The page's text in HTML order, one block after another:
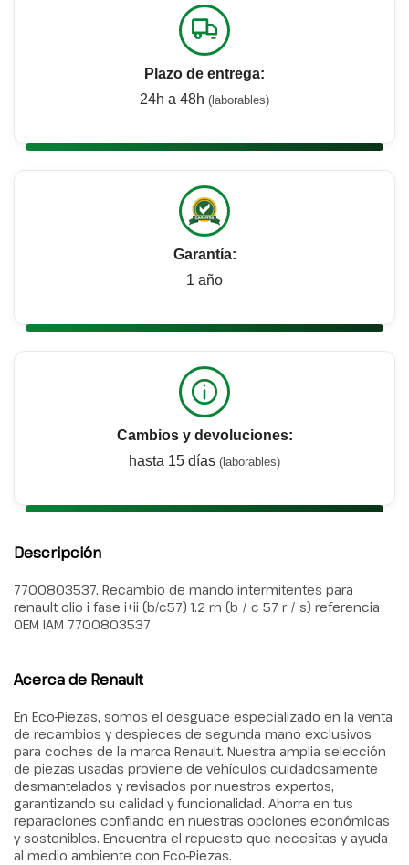
Plazo de entrega:
24h a 48h (laborables)
Garantía:
1 año
Cambios y devoluciones:
hasta 15 días (laborables)
Descripción
7700803537. Recambio de mando intermitentes para
renault clio i fase i+ii (b/c57) 1.2 rn (b / c 57 r / s) referencia
OEM IAM 7700803537
Acerca de Renault
En Eco-Piezas, somos el desguace especializado en la venta
de recambios y despieces de segunda mano exclusivos
para coches de la marca Renault. Nuestra amplia selección
de piezas usadas proviene de vehículos cuidadosamente
desmantelados y revisados por nuestros expertos,
garantizando su calidad y funcionalidad. Ahorra en tus
reparaciones confiando en nuestras opciones económicas
y sostenibles. Encuentra el repuesto que necesitas y ayuda
al medio ambiente con Eco-Piezas.